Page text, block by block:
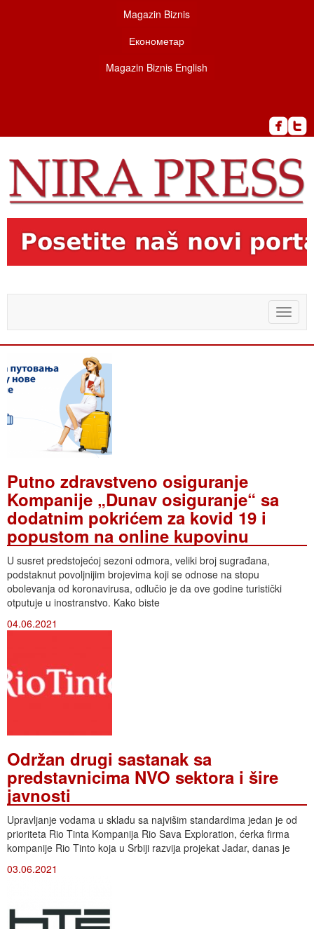
Magazin Biznis
Економетар
Magazin Biznis English
Toggle
Putno zdravstveno osiguranje
Kompanije „Dunav osiguranje“ sa
dodatnim pokrićem za kovid 19 i
popustom na online kupovinu
U susret predstojećoj sezoni odmora, veliki broj sugrađana,
podstaknut povoljnijim brojevima koji se odnose na stopu
obolevanja od koronavirusa, odlučio je da ove godine turistički
otputuje u inostranstvo. Kako biste
04.06.2021
Održan drugi sastanak sa
predstavnicima NVO sektora i šire
javnosti
Upravljanje vodama u skladu sa najvišim standardima jedan je od
prioriteta Rio Tinta Kompanija Rio Sava Exploration, ćerka firma
kompanije Rio Tinto koja u Srbiji razvija projekat Jadar, danas je
03.06.2021